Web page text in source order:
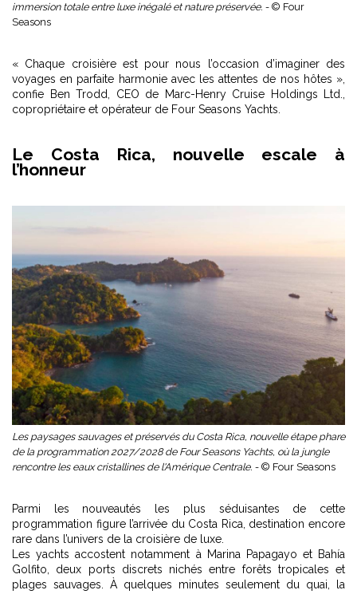
immersion totale entre luxe inégalé et nature préservée. - © Four
Seasons
« Chaque croisière est pour nous l’occasion d’imaginer des
voyages en parfaite harmonie avec les attentes de nos hôtes »,
confie Ben Trodd, CEO de Marc-Henry Cruise Holdings Ltd.,
copropriétaire et opérateur de Four Seasons Yachts.
Le Costa Rica, nouvelle escale à
l’honneur
Les paysages sauvages et préservés du Costa Rica, nouvelle étape phare
de la programmation 2027/2028 de Four Seasons Yachts, où la jungle
rencontre les eaux cristallines de l'Amérique Centrale. - © Four Seasons
Parmi les nouveautés les plus séduisantes de cette
programmation figure l’arrivée du Costa Rica, destination encore
rare dans l’univers de la croisière de luxe.
Les yachts accostent notamment à Marina Papagayo et Bahía
Golfito, deux ports discrets nichés entre forêts tropicales et
plages sauvages. À quelques minutes seulement du quai, la